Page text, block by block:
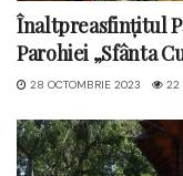
Înaltpreasfințitul
Parohiei „Sfânta
28 OCTOMBRIE 2023 22